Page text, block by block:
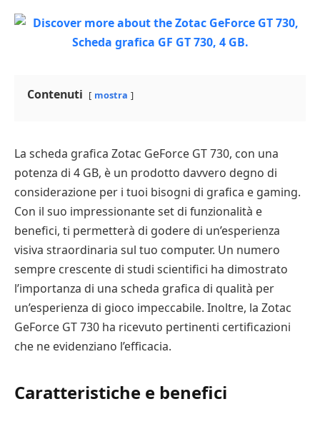
Contenuti mostra
La scheda grafica Zotac GeForce GT 730, con una
potenza di 4 GB, è un prodotto davvero degno di
considerazione per i tuoi bisogni di grafica e gaming.
Con il suo impressionante set di funzionalità e
benefici, ti permetterà di godere di un’esperienza
visiva straordinaria sul tuo computer. Un numero
sempre crescente di studi scientifici ha dimostrato
l’importanza di una scheda grafica di qualità per
un’esperienza di gioco impeccabile. Inoltre, la Zotac
GeForce GT 730 ha ricevuto pertinenti certificazioni
che ne evidenziano l’efficacia.
Caratteristiche e benefici